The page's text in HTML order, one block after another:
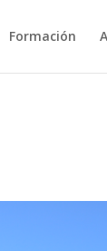
Formación